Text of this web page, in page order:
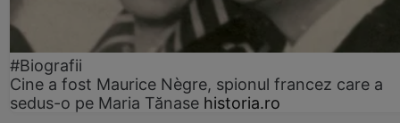
#Biografii
Cine a fost Maurice Nègre, spionul francez care a
sedus-o pe Maria Tănase historia.ro